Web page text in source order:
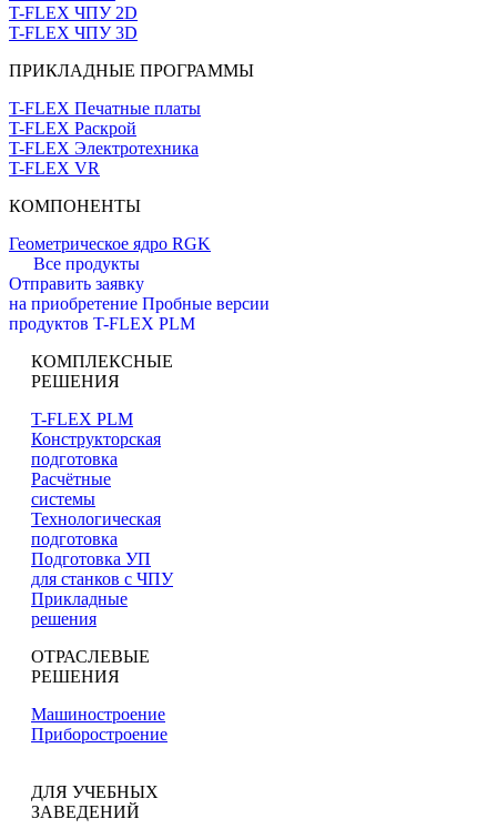
T-FLEX ЧПУ 2D
T-FLEX ЧПУ 3D
ПРИКЛАДНЫЕ ПРОГРАММЫ
T-FLEX Печатные платы
T-FLEX Раскрой
T-FLEX Электротехника
T-FLEX VR
КОМПОНЕНТЫ
Геометрическое ядро RGK
Все продукты
Отправить заявку
на приобретение Пробные версии
продуктов T-FLEX PLM
КОМПЛЕКСНЫЕ
РЕШЕНИЯ
T-FLEX PLM
Конструкторская
подготовка
Расчётные
системы
Технологическая
подготовка
Подготовка УП
для станков с ЧПУ
Прикладные
решения
ОТРАСЛЕВЫЕ
РЕШЕНИЯ
Машиностроение
Приборостроение
ДЛЯ УЧЕБНЫХ
ЗАВЕДЕНИЙ